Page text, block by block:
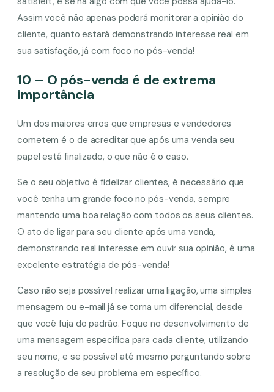
Assim você não apenas poderá monitorar a opinião do
cliente, quanto estará demonstrando interesse real em
sua satisfação, já com foco no pós-venda!
10 – O pós-venda é de extrema
importância
Um dos maiores erros que empresas e vendedores
cometem é o de acreditar que após uma venda seu
papel está finalizado, o que não é o caso.
Se o seu objetivo é fidelizar clientes, é necessário que
você tenha um grande foco no pós-venda, sempre
mantendo uma boa relação com todos os seus clientes.
O ato de ligar para seu cliente após uma venda,
demonstrando real interesse em ouvir sua opinião, é uma
excelente estratégia de pós-venda!
Caso não seja possível realizar uma ligação, uma simples
mensagem ou e-mail já se torna um diferencial, desde
que você fuja do padrão. Foque no desenvolvimento de
uma mensagem específica para cada cliente, utilizando
seu nome, e se possível até mesmo perguntando sobre
a resolução de seu problema em específico.